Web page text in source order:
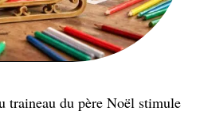
traineau du père Noël stimule